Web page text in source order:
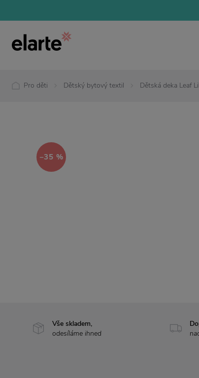
Pro děti Dětský bytový textil Dětská deka Leaf
−35 %
Vše skladem,
odesíláme ihned